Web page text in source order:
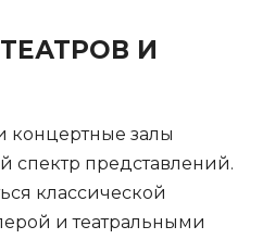
И
концертные залы
спектр представлений.
классической
и театральными